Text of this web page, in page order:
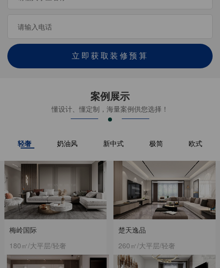
立即获取装修预算
案例展示
懂设计、懂定制，海量案例供您选择！
轻奢 奶油风 新中式 极简 欧式
梅岭国际
180㎡/大平层/轻奢
楚天逸品
260㎡/大平层/轻奢